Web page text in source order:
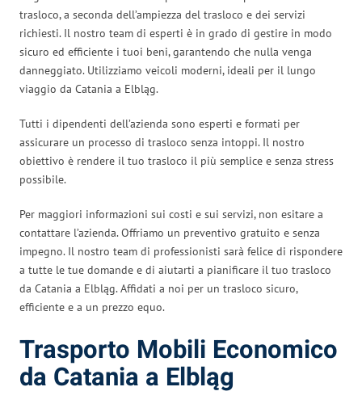
trasloco, a seconda dell’ampiezza del trasloco e dei servizi
richiesti. Il nostro team di esperti è in grado di gestire in modo
sicuro ed efficiente i tuoi beni, garantendo che nulla venga
danneggiato. Utilizziamo veicoli moderni, ideali per il lungo
viaggio da Catania a Elbląg.
Tutti i dipendenti dell’azienda sono esperti e formati per
assicurare un processo di trasloco senza intoppi. Il nostro
obiettivo è rendere il tuo trasloco il più semplice e senza stress
possibile.
Per maggiori informazioni sui costi e sui servizi, non esitare a
contattare l’azienda. Offriamo un preventivo gratuito e senza
impegno. Il nostro team di professionisti sarà felice di rispondere
a tutte le tue domande e di aiutarti a pianificare il tuo trasloco
da Catania a Elbląg. Affidati a noi per un trasloco sicuro,
efficiente e a un prezzo equo.
Trasporto Mobili Economico
da Catania a Elbląg